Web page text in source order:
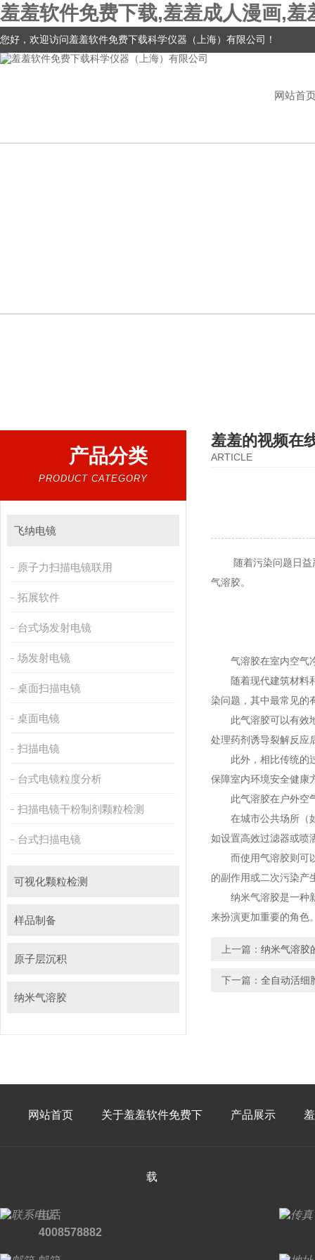
羞羞软件免费下载,羞羞成人漫画,
您好，欢迎访问羞羞软件免费下载科学仪器（上海）有限公司！
网站首
产品分类
PRODUCT CATEGORY
飞纳电镜
原子力扫描电镜联用
拓展软件
台式场发射电镜
场发射电镜
桌面扫描电镜
桌面电镜
扫描电镜
台式电镜粒度分析
扫描电镜干粉制剂颗粒检测
台式扫描电镜
可视化颗粒检测
样品制备
原子层沉积
纳米气溶胶
羞羞的视频在
ARTICLE
随着污染问题日益严重
气溶胶。
气溶胶在室内空气净
随着现代建筑材料和装
染问题，其中最常见的
此气溶胶可以有效地清
处理药剂诱导裂解反应后
此外，相比传统的过
保障室内环境安全健康方
此气溶胶在户外空气净
在城市公共场所（如机
如设置高效过滤器或喷洒
而使用气溶胶则可以解
的副作用或二次污染产生
纳米气溶胶是一种新兴
来扮演更加重要的角色
上一篇： 纳米气溶胶
下一篇： 全自动活细
网站首页 关于羞羞软件免费下
载
产品展示
电话
4008578882